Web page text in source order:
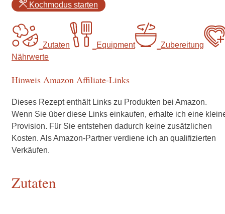
Kochmodus starten
Zutaten Equipment
Zubereitung
Nährwerte
Hinweis Amazon Affiliate-Links
Dieses Rezept enthält Links zu Produkten bei Amazon.
Wenn Sie über diese Links einkaufen, erhalte ich eine
Provision. Für Sie entstehen dadurch keine zusätzlichen
Kosten. Als Amazon-Partner verdiene ich an qualifizierten
Verkäufen.
Zutaten